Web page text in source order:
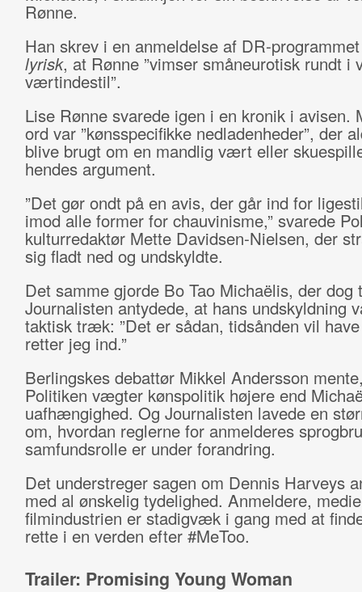
Rønne.
Han skrev i en anmeldelse af DR-
lyrisk, at Rønne ”vimser småneurotisk rundt i
værtindestil”.
Lise Rønne svarede igen i en kronik i avisen.
ord var ”kønsspecifikke nedladenheder”, der
blive brugt om en mandlig vært eller
hendes argument.
”Det gør ondt på en avis, der går ind for
imod alle former for chauvinisme,” svarede
kulturredaktør Mette Davidsen-Nielsen, der
sig fladt ned og undskyldte.
Det samme gjorde Bo Tao Michaëlis, der dog
Journalisten antydede, at hans undskyldning
taktisk træk: ”Det er sådan, tidsånden vil
retter jeg ind.”
Berlingskes debattør Mikkel Andersson
Politiken vægter kønspolitik højere end
uafhængighed. Og Journalisten lavede en
om, hvordan reglerne for anmelderes
samfundsrolle er under forandring.
Det understreger sagen om Dennis Harveys
med al ønskelig tydelighed. Anmeldere,
filmindustrien er stadigvæk i gang med at
rette i en verden efter #MeToo.
Trailer: Promising Young Woman